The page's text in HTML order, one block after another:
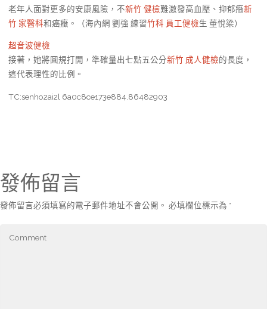
老年人面對更多的安康風險，不新竹 健檢難激發高血壓、抑郁癥新
竹 家醫科和癌癥。（海內網 劉強 練習竹科 員工健檢生 董悅梁）
超音波健檢
接著，她將圓規打開，準確量出七點五公分新竹 成人健檢的長度，
這代表理性的比例。
TC:senho2ai2l 6a0c8ce173e884.86482903
發佈留言
發佈留言必須填寫的電子郵件地址不會公開。 必填欄位標示為 *